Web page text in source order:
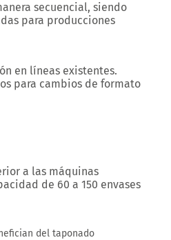
secuencial, siendo
para producciones
en líneas existentes.
para cambios de formato
a las máquinas
de 60 a 150 envases
del taponado